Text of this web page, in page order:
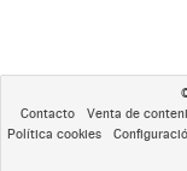
Contacto Venta de
Política cookies